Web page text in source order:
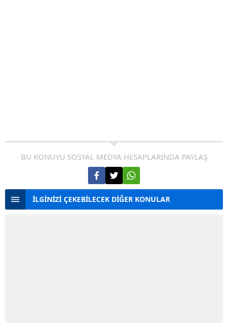
BU KONUYU SOSYAL MEDYA HESAPLARINDA PAYLAŞ
İLGİNİZİ ÇEKEBİLECEK DİĞER KONULAR